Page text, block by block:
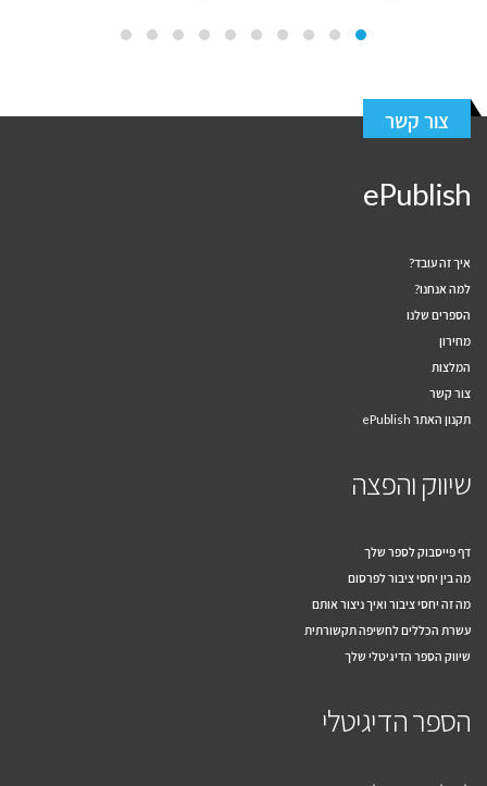
צור קשר
ePublish
איך זה עובד?
למה אנחנו?
הספרים שלנו
מחירון
המלצות
צור קשר
תקנון האתר ePublish
שיווק והפצה
דף פייסבוק לספר שלך
מה בין יחסי ציבור לפרסום
מה זה יחסי ציבור ואיך ניצור אותם
עשרת הכללים לחשיפה תקשורתית
שיווק הספר הדיגיטלי שלך
הספר הדיגיטלי